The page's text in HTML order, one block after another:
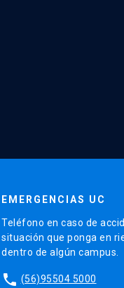
EMERGENCIAS UC
Teléfono en caso de
situación que ponga en
dentro de algún campus.
phone (56)95504 5000